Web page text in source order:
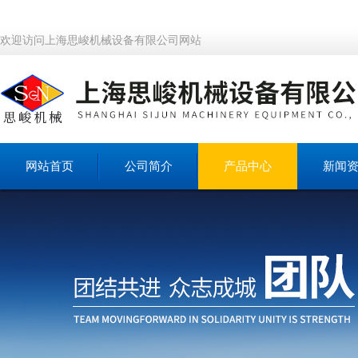
欢迎访问上海思峻机械设备有限公司网站
网站首页 公司简介 产品中心 新闻